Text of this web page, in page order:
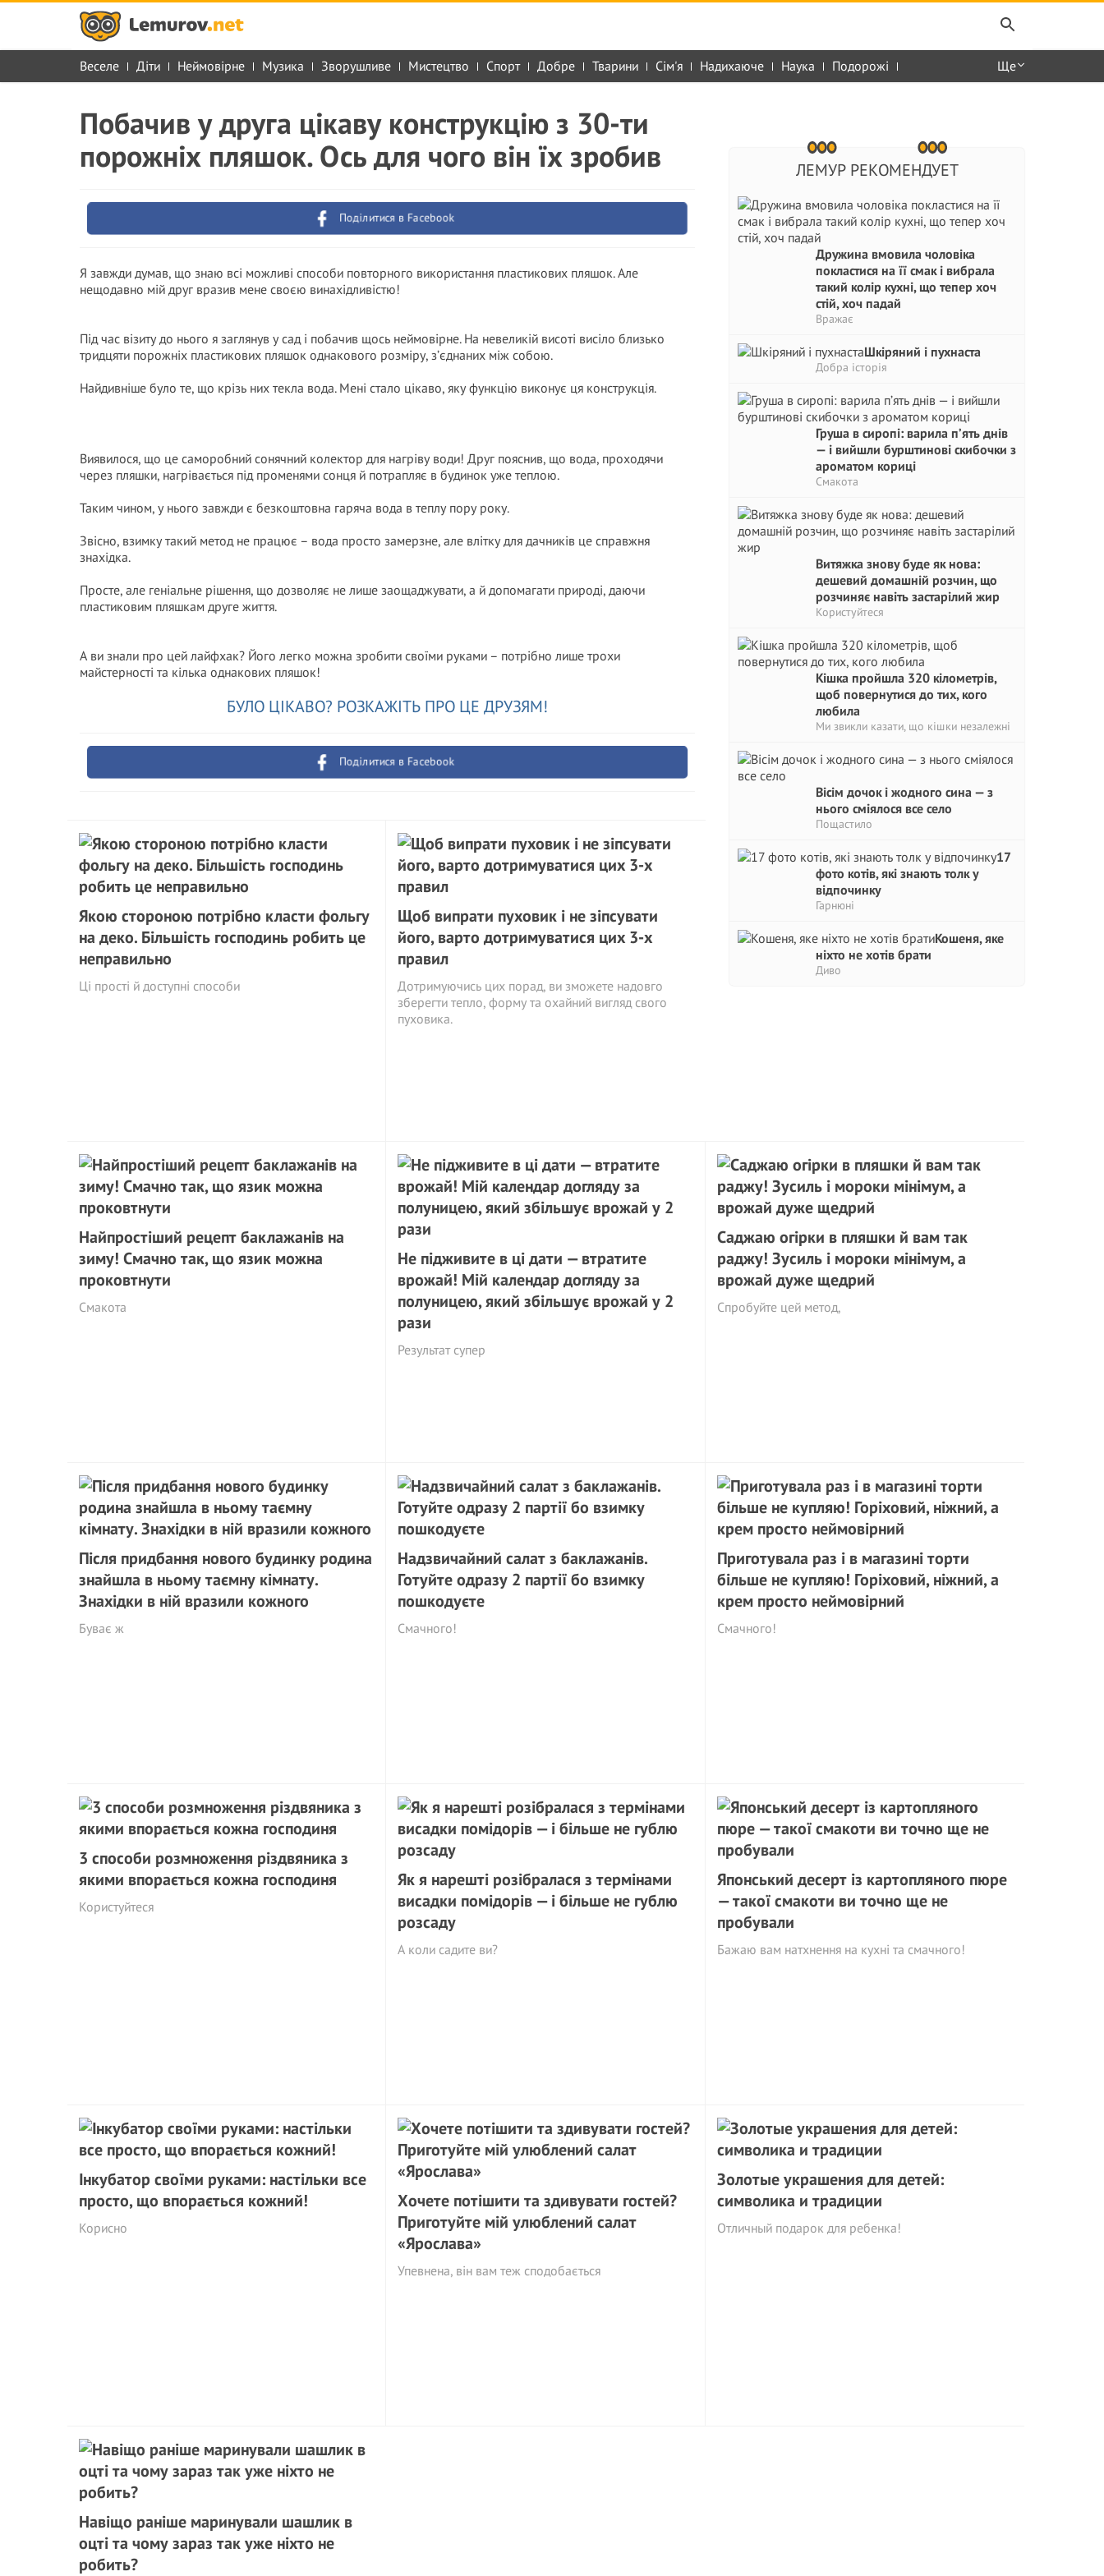
Веселе Діти Неймовірне Музика Зворушливе Мистецтво Спорт Добре Тварини Сім'я Надихаюче Наука Подорожі Ще
ЛЕМУР РЕКОМЕНДУЕТ
Дружина вмовила чоловіка
покластися на її смак і вибрала
такий колір кухні, що тепер хоч
стій, хоч падай
Вражає
Шкіряний і пухнаста
Добра історія
Груша в сиропі: варила п’ять днів
— і вийшли бурштинові скибочки з
ароматом кориці
Смакота
Витяжка знову буде як нова:
дешевий домашній розчин, що
розчиняє навіть застарілий жир
Користуйтеся
Кішка пройшла 320 кілометрів,
щоб повернутися до тих, кого
любила
Ми звикли казати, що кішки незалежні
Вісім дочок і жодного сина — з
нього сміялося все село
Пощастило
17
фото котів, які знають толк у
відпочинку
Гарнюні
Кошеня, яке
ніхто не хотів брати
Диво
Побачив у друга цікаву конструкцію з 30-ти
порожніх пляшок. Ось для чого він їх зробив
Поділитися в Facebook
Я завжди думав, що знаю всі можливі способи повторного використання пластикових пляшок. Але
нещодавно мій друг вразив мене своєю винахідливістю!
Під час візиту до нього я заглянув у сад і побачив щось неймовірне. На невеликій висоті висіло близько
тридцяти порожніх пластикових пляшок однакового розміру, з’єднаних між собою.
Найдивніше було те, що крізь них текла вода. Мені стало цікаво, яку функцію виконує ця конструкція.
Виявилося, що це саморобний сонячний колектор для нагріву води! Друг пояснив, що вода, проходячи
через пляшки, нагрівається під променями сонця й потрапляє в будинок уже теплою.
Таким чином, у нього завжди є безкоштовна гаряча вода в теплу пору року.
Звісно, взимку такий метод не працює – вода просто замерзне, але влітку для дачників це справжня
знахідка.
Просте, але геніальне рішення, що дозволяє не лише заощаджувати, а й допомагати природі, даючи
пластиковим пляшкам друге життя.
А ви знали про цей лайфхак? Його легко можна зробити своїми руками – потрібно лише трохи
майстерності та кілька однакових пляшок!
БУЛО ЦІКАВО? РОЗКАЖІТЬ ПРО ЦЕ ДРУЗЯМ!
Поділитися в Facebook
Якою стороною потрібно класти фольгу
на деко. Більшість господинь робить це
неправильно
Ці прості й доступні способи
Щоб випрати пуховик і не зіпсувати
його, варто дотримуватися цих 3-х
правил
Дотримуючись цих порад, ви зможете надовго
зберегти тепло, форму та охайний вигляд свого
пуховика.
Найпростіший рецепт баклажанів на
зиму! Смачно так, що язик можна
проковтнути
Смакота
Не підживите в ці дати — втратите
врожай! Мій календар догляду за
полуницею, який збільшує врожай у 2
рази
Результат супер
Саджаю огірки в пляшки й вам так
раджу! Зусиль і мороки мінімум, а
врожай дуже щедрий
Спробуйте цей метод,
Після придбання нового будинку родина
знайшла в ньому таємну кімнату.
Знахідки в ній вразили кожного
Буває ж
Надзвичайний салат з баклажанів.
Готуйте одразу 2 партії бо взимку
пошкодуєте
Смачного!
Приготувала раз і в магазині торти
більше не купляю! Горіховий, ніжний, а
крем просто неймовірний
Смачного!
3 способи розмноження різдвяника з
якими впорається кожна господиня
Користуйтеся
Як я нарешті розібралася з термінами
висадки помідорів — і більше не гублю
розсаду
А коли садите ви?
Японський десерт із картопляного пюре
— такої смакоти ви точно ще не
пробували
Бажаю вам натхнення на кухні та смачного!
Інкубатор своїми руками: настільки все
просто, що впорається кожний!
Корисно
Хочете потішити та здивувати гостей?
Приготуйте мій улюблений салат
«Ярослава»
Упевнена, він вам теж сподобається
Золотые украшения для детей:
символика и традиции
Отличный подарок для ребенка!
Навіщо раніше маринували шашлик в
оцті та чому зараз так уже ніхто не
робить?